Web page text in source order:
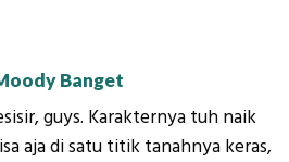
Banget
guys. Karakternya tuh naik
aja di satu titik tanahnya keras,